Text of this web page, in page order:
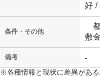
好 /
条件・その他
都
敷
備考 -
※各種情報と現状に差異がある